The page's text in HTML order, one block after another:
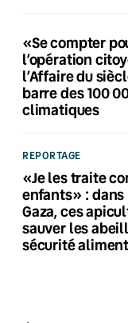
«Se compter
l’opération
l’Affaire du
barre des 100
climatiques
REPORTAGE
«Je les traite
enfants» :
Gaza, ces
sauver les
sécurité